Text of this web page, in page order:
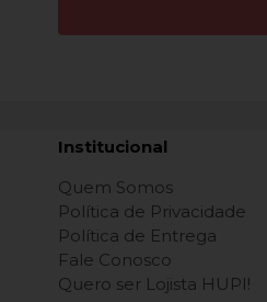
Institucional
Quem Somos
Política de Privacidade
Política de Entrega
Fale Conosco
Quero ser Lojista HUPI!